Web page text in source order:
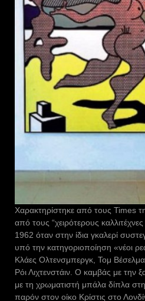
Χαρακτηρίστηκε από τους Times
από τους “χειρότερους
1962 όταν στην ίδια γκαλερί
υπό την κατηγοριοποίηση «νέοι
Κλάες Ολτενσμπεργκ, Τομ
Ρόι Λιχτενστάιν. Ο καμβάς με την
με τη χρωματιστή μπάλα δίπλα
παρόν στον οίκο Κρίστις στο